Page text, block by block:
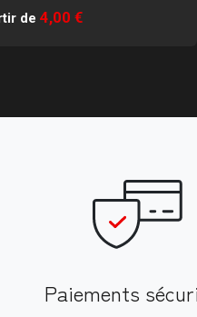
de 4,00 €
Paiements